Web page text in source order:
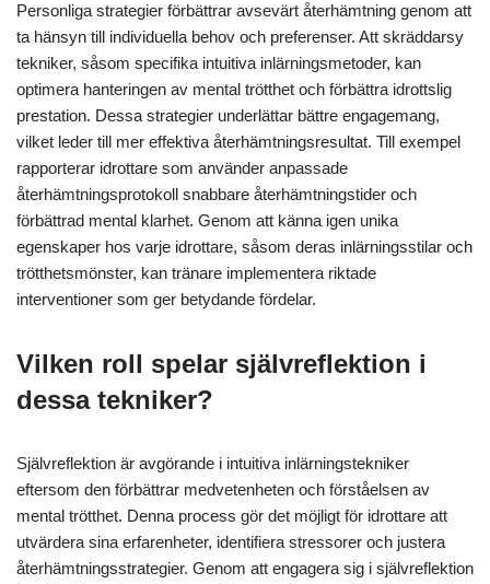
Personliga strategier förbättrar avsevärt återhämtning genom att
ta hänsyn till individuella behov och preferenser. Att skräddarsy
tekniker, såsom specifika intuitiva inlärningsmetoder, kan
optimera hanteringen av mental trötthet och förbättra idrottslig
prestation. Dessa strategier underlättar bättre engagemang,
vilket leder till mer effektiva återhämtningsresultat. Till exempel
rapporterar idrottare som använder anpassade
återhämtningsprotokoll snabbare återhämtningstider och
förbättrad mental klarhet. Genom att känna igen unika
egenskaper hos varje idrottare, såsom deras inlärningsstilar och
trötthetsmönster, kan tränare implementera riktade
interventioner som ger betydande fördelar.
Vilken roll spelar självreflektion i
dessa tekniker?
Självreflektion är avgörande i intuitiva inlärningstekniker
eftersom den förbättrar medvetenheten och förståelsen av
mental trötthet. Denna process gör det möjligt för idrottare att
utvärdera sina erfarenheter, identifiera stressorer och justera
återhämtningsstrategier. Genom att engagera sig i självreflektion